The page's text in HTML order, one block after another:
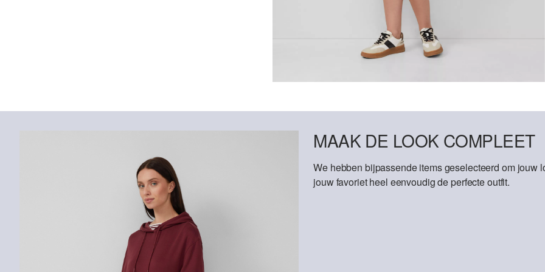
MAAK DE LOOK COMPLEET
We hebben bijpassende items geselecteerd om jouw
jouw favoriet heel eenvoudig de perfecte outfit.